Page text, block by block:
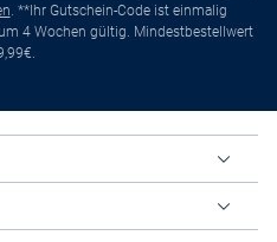
. **Ihr Gutschein-Code ist einmalig
4 Wochen gültig. Mindestbestellwert